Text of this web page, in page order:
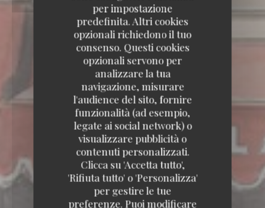
per impostazione
predefinita. Altri cookies
opzionali richiedono il tuo
consenso. Questi cookies
opzionali servono per
analizzare la tua
navigazione, misurare
l'audience del sito, fornire
funzionalità (ad esempio,
legate ai social network) o
visualizzare pubblicità o
contenuti personalizzati.
Clicca su 'Accetta tutto',
'Rifiuta tutto' o 'Personalizza'
per gestire le tue
preferenze. Puoi modificare